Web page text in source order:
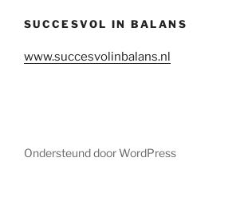
SUCCESVOL IN BALANS
www.succesvolinbalans.nl
Ondersteund door WordPress